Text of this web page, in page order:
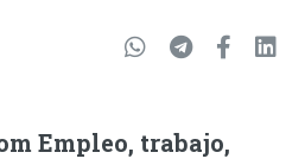
Empleo, trabajo,